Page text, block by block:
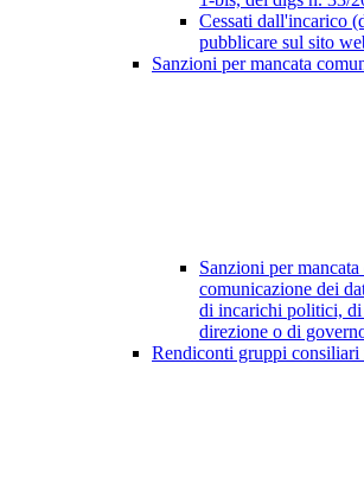
Cessati dall'incarico
pubblicare sul sito
Sanzioni per mancata
Sanzioni per
comunicazione dei
di incarichi politici, di
direzione o di
Rendiconti gruppi